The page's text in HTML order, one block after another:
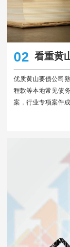
02 看重黄
优质黄山要债公司
程款等本地常见债
案，行业专项案件